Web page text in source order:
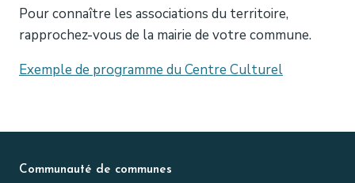
Pour connaître les associations du territoire,
rapprochez-vous de la mairie de votre commune.
Exemple de programme du Centre Culturel
Communauté de communes